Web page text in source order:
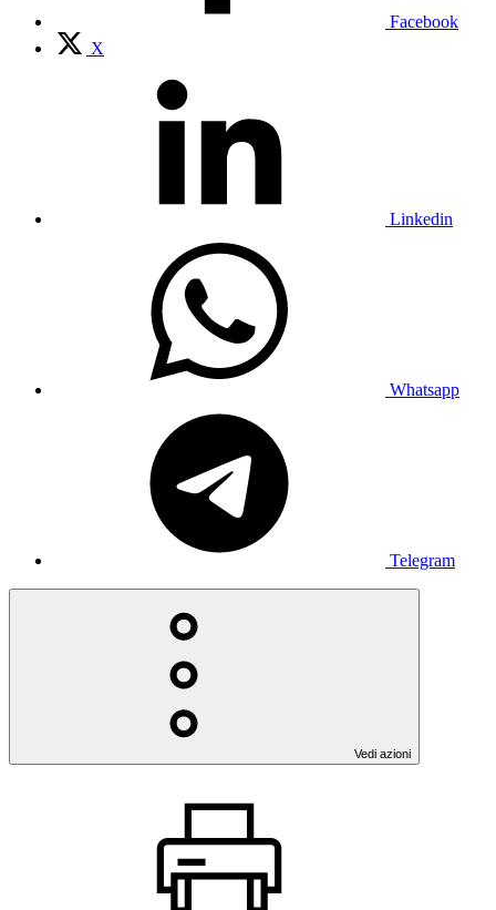
Facebook
X
Linkedin
Whatsapp
Telegram
Vedi azioni